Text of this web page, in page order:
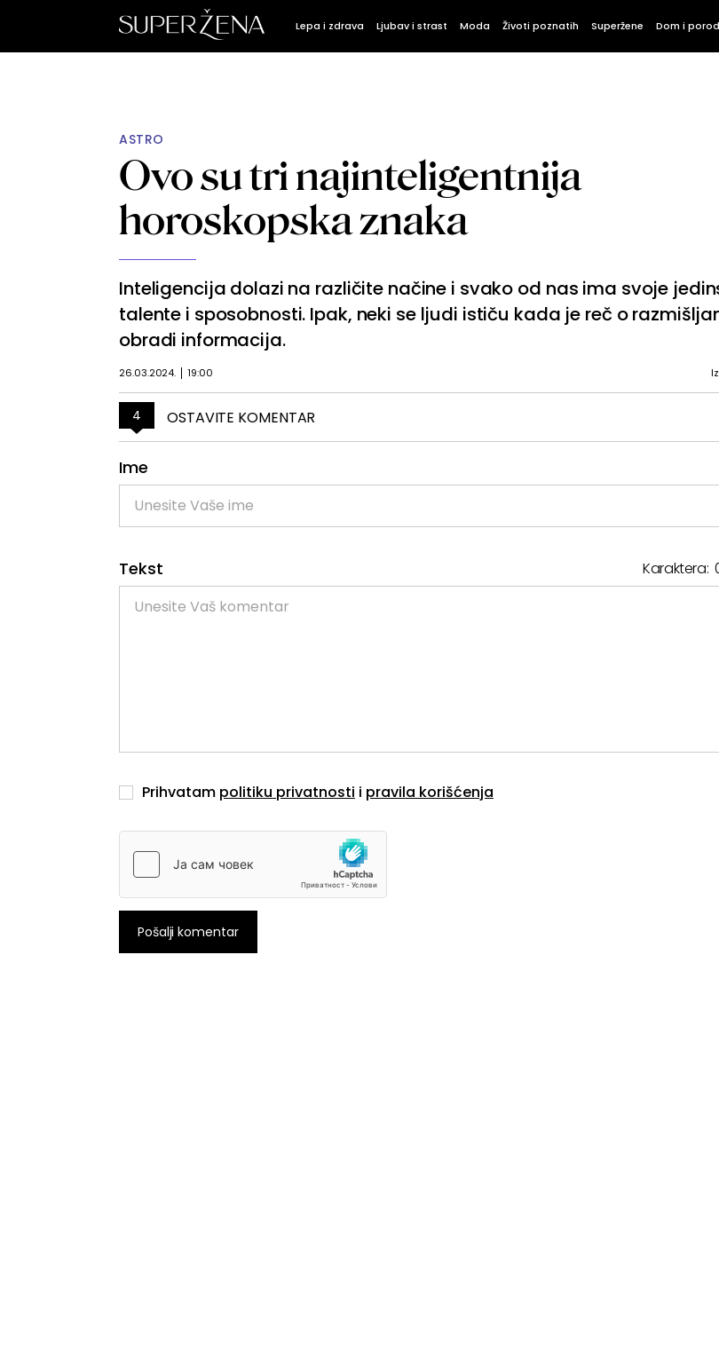
Lepa i zdrava Ljubav i strast Moda Životi poznatih Superžene Dom i
ASTRO
Ovo su tri najinteligentnija
horoskopska znaka
Inteligencija dolazi na različite načine i svako od nas ima svoje
talente i sposobnosti. Ipak, neki se ljudi ističu kada je reč o
obradi informacija.
26.03.2024. 19:00
4 OSTAVITE KOMENTAR
Ime
Tekst Karaktera:
Prihvatam politiku privatnosti i pravila korišćenja
Pošalji komentar